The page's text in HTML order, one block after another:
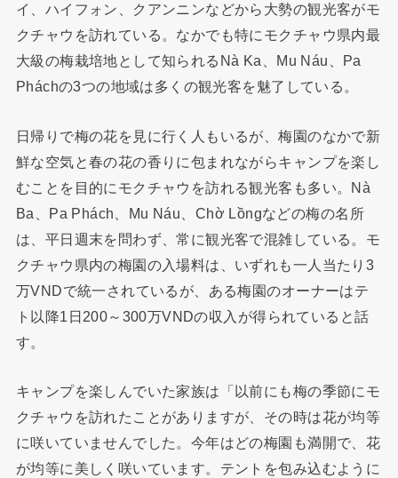
イ、ハイフォン、クアンニンなどから大勢の観光客がモ
クチャウを訪れている。なかでも特にモクチャウ県内最
大級の梅栽培地として知られるNà Ka、Mu Náu、Pa
Pháchの3つの地域は多くの観光客を魅了している。
日帰りで梅の花を見に行く人もいるが、梅園のなかで新
鮮な空気と春の花の香りに包まれながらキャンプを楽し
むことを目的にモクチャウを訪れる観光客も多い。Nà
Ba、Pa Phách、Mu Náu、Chờ Lồngなどの梅の名所
は、平日週末を問わず、常に観光客で混雑している。モ
クチャウ県内の梅園の入場料は、いずれも一人当たり3
万VNDで統一されているが、ある梅園のオーナーはテ
ト以降1日200～300万VNDの収入が得られていると話
す。
キャンプを楽しんでいた家族は「以前にも梅の季節にモ
クチャウを訪れたことがありますが、その時は花が均等
に咲いていませんでした。今年はどの梅園も満開で、花
が均等に美しく咲いています。テントを包み込むように